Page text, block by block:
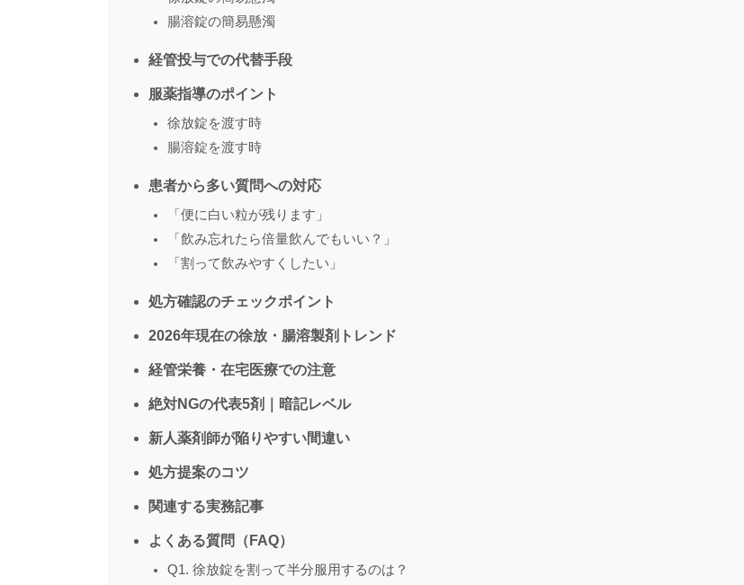
腸溶錠の簡易懸濁
経管投与での代替手段
服薬指導のポイント
徐放錠を渡す時
腸溶錠を渡す時
患者から多い質問への対応
「便に白い粒が残ります」
「飲み忘れたら倍量飲んでもいい？」
「割って飲みやすくしたい」
処方確認のチェックポイント
2026年現在の徐放・腸溶製剤トレンド
経管栄養・在宅医療での注意
絶対NGの代表5剤｜暗記レベル
新人薬剤師が陥りやすい間違い
処方提案のコツ
関連する実務記事
よくある質問（FAQ）
Q1. 徐放錠を割って半分服用するのは？